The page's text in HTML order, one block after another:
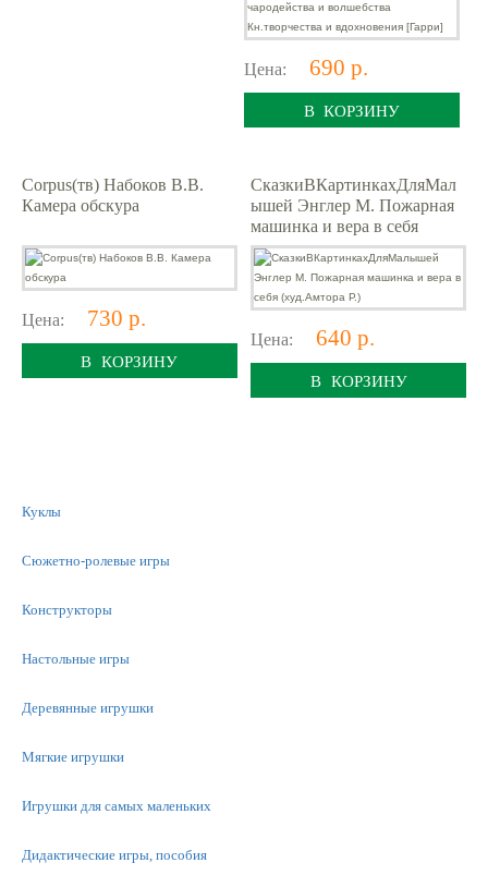
Цена: 690 р.
В КОРЗИНУ
Corpus(тв) Набоков В.В.
Камера обскура
Цена: 730 р.
В КОРЗИНУ
СказкиВКартинкахДляМал
ышей Энглер М. Пожарная
машинка и вера в себя
(худ.Амтора Р.)
Цена: 640 р.
В КОРЗИНУ
Куклы
Сюжетно-ролевые игры
Конструкторы
Настольные игры
Деревянные игрушки
Мягкие игрушки
Игрушки для самых маленьких
Дидактические игры, пособия